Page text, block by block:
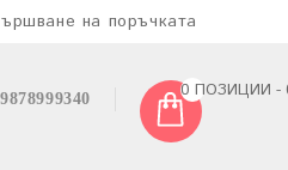
на поръчката
0 ПОЗИЦИИ -